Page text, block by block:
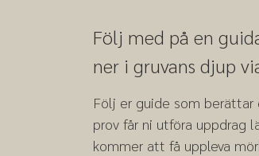
Följ med på en
ner i gruvans djup
Följ er guide som berättar
prov får ni utföra uppdrag
kommer att få uppleva